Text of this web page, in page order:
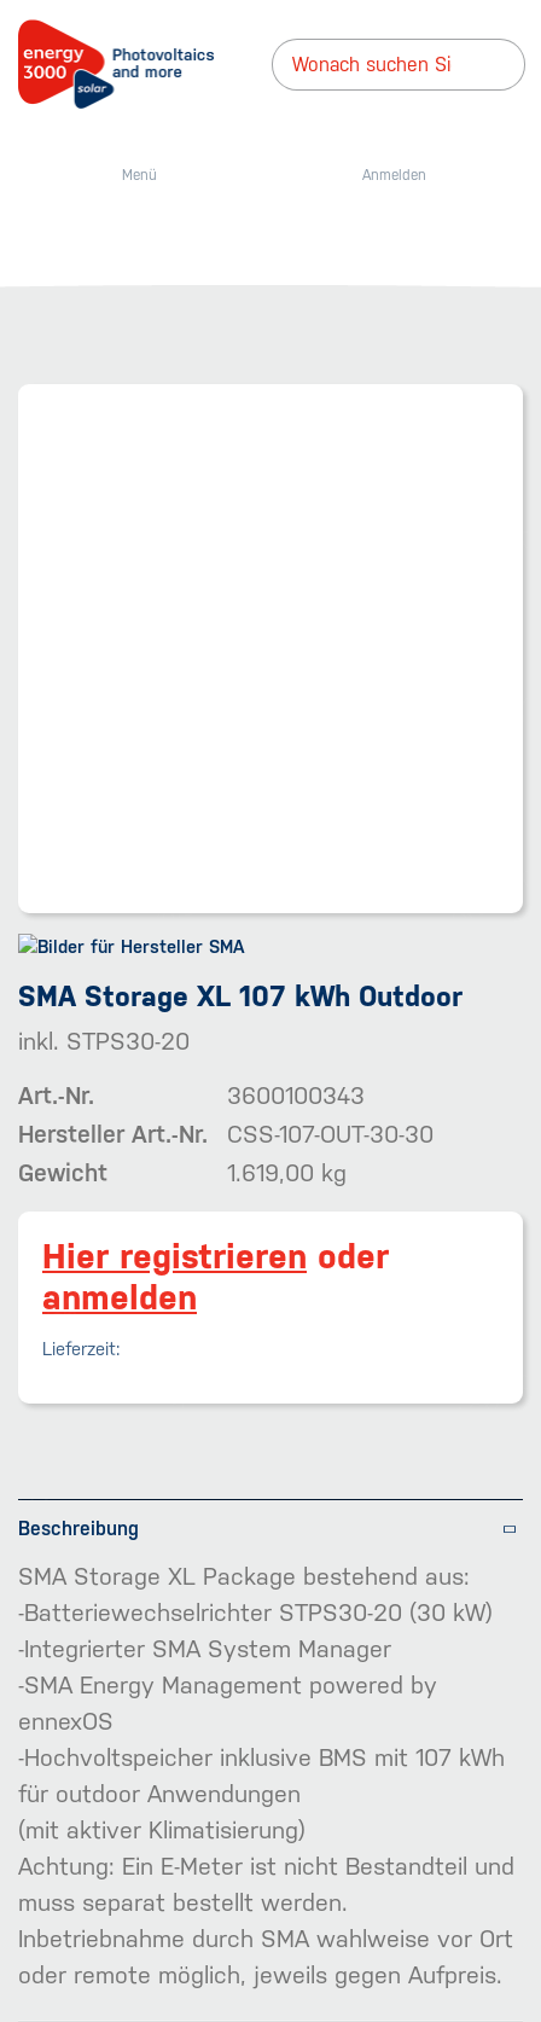
Menü Anmelden
SMA Storage XL 107 kWh Outdoor
inkl. STPS30-20
Art.-Nr.
3600100343
Hersteller Art.-Nr.
CSS-107-OUT-30-30
Gewicht
1.619,00 kg
Hier registrieren oder
anmelden
Lieferzeit:
Beschreibung
SMA Storage XL Package bestehend aus:
-Batteriewechselrichter STPS30-20 (30 kW)
-Integrierter SMA System Manager
-SMA Energy Management powered by
ennexOS
-Hochvoltspeicher inklusive BMS mit 107 kWh
für outdoor Anwendungen
(mit aktiver Klimatisierung)
Achtung: Ein E-Meter ist nicht Bestandteil und
muss separat bestellt werden.
Inbetriebnahme durch SMA wahlweise vor Ort
oder remote möglich, jeweils gegen Aufpreis.